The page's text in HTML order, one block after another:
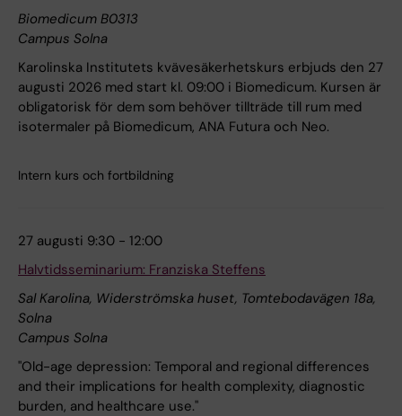
Biomedicum B0313
Campus Solna
Karolinska Institutets kvävesäkerhetskurs erbjuds den 27
augusti 2026 med start kl. 09:00 i Biomedicum. Kursen är
obligatorisk för dem som behöver tillträde till rum med
isotermaler på Biomedicum, ANA Futura och Neo.
Intern kurs och fortbildning
27 augusti 9:30 - 12:00
Halvtidsseminarium: Franziska Steffens
Sal Karolina, Widerströmska huset, Tomtebodavägen 18a,
Solna
Campus Solna
"Old-age depression: Temporal and regional differences
and their implications for health complexity, diagnostic
burden, and healthcare use."